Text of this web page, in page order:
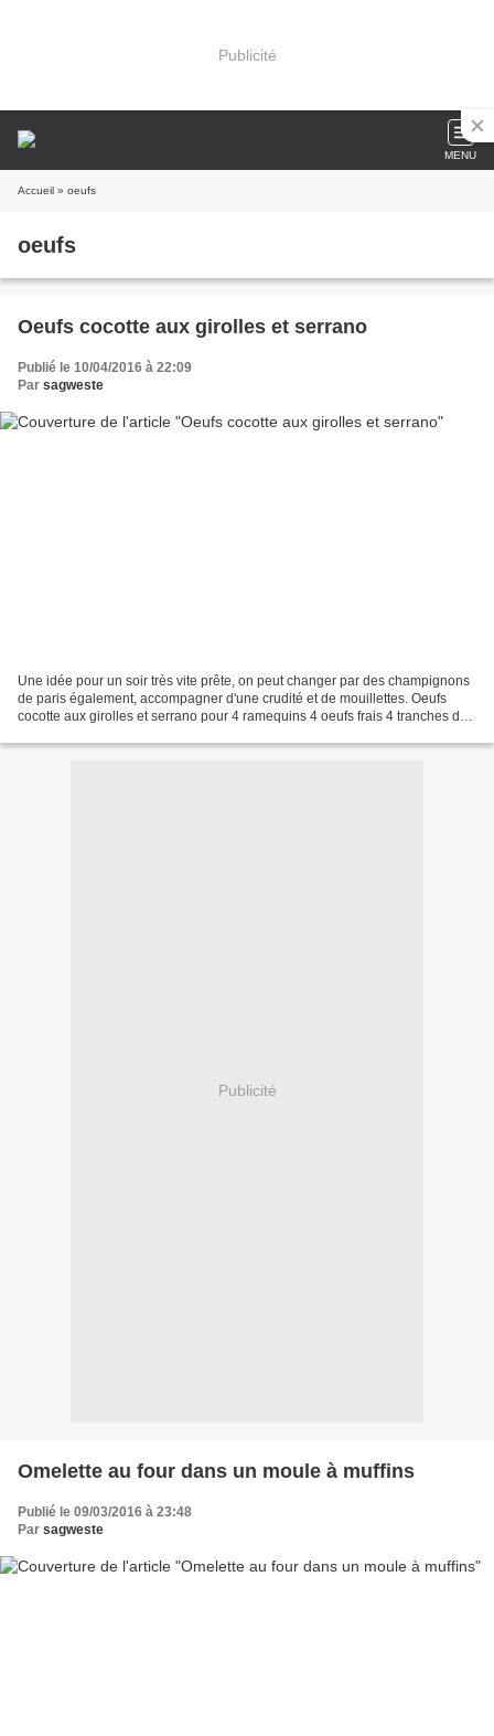
Publicité
MENU
Accueil » oeufs
oeufs
Oeufs cocotte aux girolles et serrano
Publié le 10/04/2016 à 22:09
Par sagweste
Une idée pour un soir très vite prête, on peut changer par des champignons
de paris également, accompagner d'une crudité et de mouillettes. Oeufs
cocotte aux girolles et serrano pour 4 ramequins 4 oeufs frais 4 tranches de
Publicité
Omelette au four dans un moule à muffins
Publié le 09/03/2016 à 23:48
Par sagweste